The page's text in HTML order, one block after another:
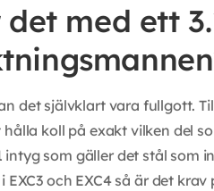
det med ett
det självklart vara fullgott.
koll på exakt vilken del
intyg som gäller det stål som
och EXC4 så är det